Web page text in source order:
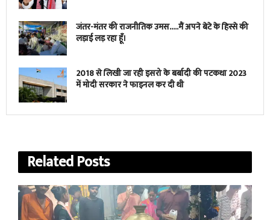
जंतर-मंतर की राजनीतिक उमस…..मैं अपने बेटे के हिस्से की
लड़ाई लड़ रहा हूँ।
2018 से लिखी जा रही इसरो के बर्बादी की पटकथा 2023
में मोदी सरकार ने फाइनल कर दी थी
RelatedPosts